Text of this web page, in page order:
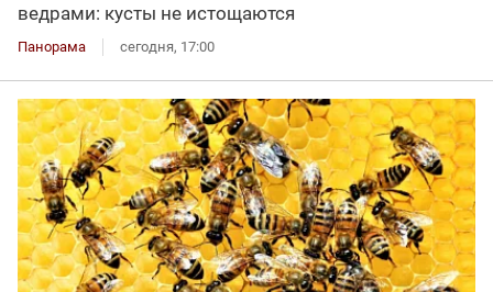
ведрами: кусты не истощаются
Панорама сегодня, 17:00